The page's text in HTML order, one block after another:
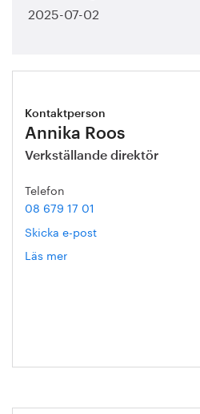
2025-07-02
Kontaktperson
Annika Roos
Verkställande direktör
Telefon
08 679 17 01
Skicka e-post
Läs mer